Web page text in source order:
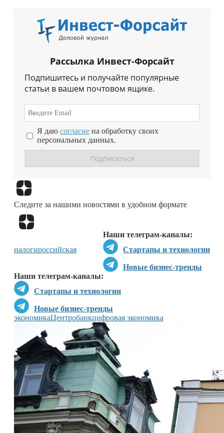
Рассылка Инвест-Форсайт
Подпишитесь и получайте популярные
статьи в вашем почтовом ящике.
Я даю согласие на обработку своих
персональных данных.
Следите за нашими новостями в удобном формате
Наши телеграм-каналы:
Стартапы и технологии
Новые бизнес-тренды
Наши телеграм-каналы:
Стартапы и технологии
Новые бизнес-тренды
налогироссийская
экономикаЦентробанкцифровая экономика